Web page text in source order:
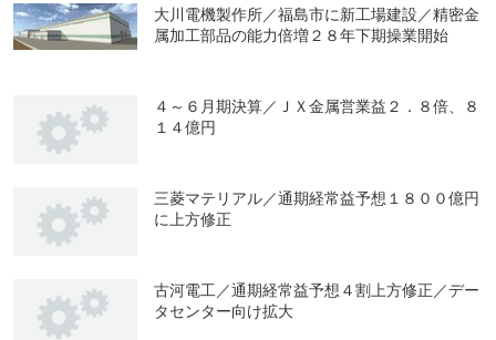
大川電機製作所／福島市に新工場建設／精密金
属加工部品の能力倍増２８年下期操業開始
４～６月期決算／ＪＸ金属営業益２．８倍、８
１４億円
三菱マテリアル／通期経常益予想１８００億円
に上方修正
古河電工／通期経常益予想４割上方修正／デー
タセンター向け拡大